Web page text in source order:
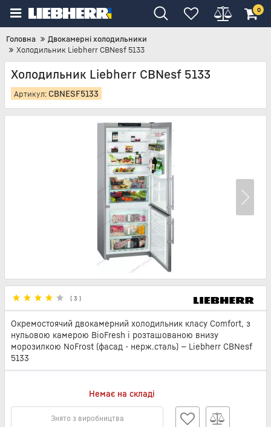
0
Головна
Двокамерні холодильники
Холодильник Liebherr CBNesf 5133
Холодильник Liebherr CBNesf 5133
Артикул: CBNESF5133
( 3 )
Окремостоячий двокамерний холодильник класу Comfort, з
нульовою камерою BioFresh і розташованою внизу
морозилкою NoFrost (фасад - нерж.сталь) — Liebherr CBNesf
5133
Немає на складі
Знято з виробництва